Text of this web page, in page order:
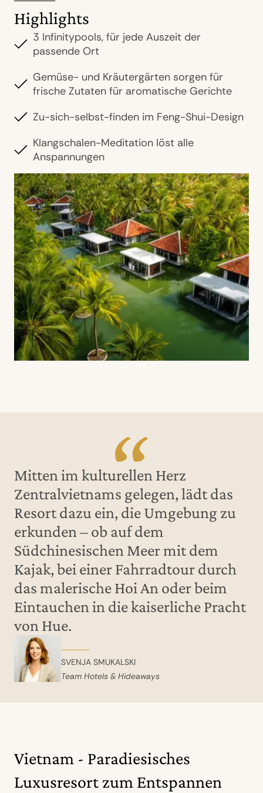
Highlights
3 Infinitypools, für jede Auszeit der
passende Ort
Gemüse- und Kräutergärten sorgen für
frische Zutaten für aromatische Gerichte
Zu-sich-selbst-finden im Feng-Shui-Design
Klangschalen-Meditation löst alle
Anspannungen
Mitten im kulturellen Herz
Zentralvietnams gelegen, lädt das
Resort dazu ein, die Umgebung zu
erkunden – ob auf dem
Südchinesischen Meer mit dem
Kajak, bei einer Fahrradtour durch
das malerische Hoi An oder beim
Eintauchen in die kaiserliche Pracht
von Hue.
SVENJA SMUKALSKI
Team Hotels & Hideaways
Vietnam - Paradiesisches
Luxusresort zum Entspannen